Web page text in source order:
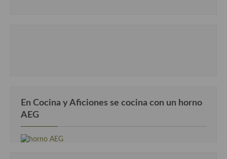
En Cocina y Aficiones se cocina con un horno
AEG